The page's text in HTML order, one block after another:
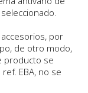
accesorios, por
de otro modo,
producto se
EBA, no se